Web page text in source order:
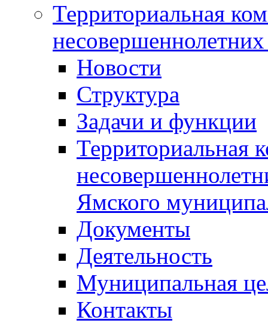
Территориальная
Новости
Структура
Задачи и функции
Территориальная
Ямского
Документы
Деятельность
Муниципальная
Контакты